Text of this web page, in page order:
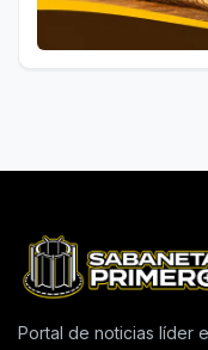
Portal de noticias líder